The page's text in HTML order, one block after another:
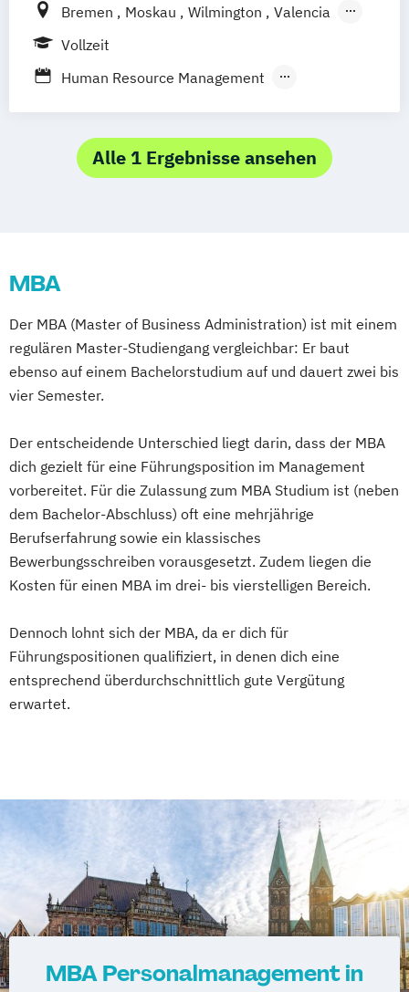
Bremen Moskau Wilmington
Valencia
Hertfordshire
Vollzeit
Human Resource Management
Management
International Marketing
Alle 1 Ergebnisse ansehen
MBA
Der MBA (Master of Business Administration) ist mit einem
regulären Master-Studiengang vergleichbar: Er baut
ebenso auf einem Bachelorstudium auf und dauert zwei bis
vier Semester.
Der entscheidende Unterschied liegt darin, dass der MBA
dich gezielt für eine Führungsposition im Management
vorbereitet. Für die Zulassung zum MBA Studium ist (neben
dem Bachelor-Abschluss) oft eine mehrjährige
Berufserfahrung sowie ein klassisches
Bewerbungsschreiben vorausgesetzt. Zudem liegen die
Kosten für einen MBA im drei- bis vierstelligen Bereich.
Dennoch lohnt sich der MBA, da er dich für
Führungspositionen qualifiziert, in denen dich eine
entsprechend überdurchschnittlich gute Vergütung
erwartet.
MBA Personalmanagement in